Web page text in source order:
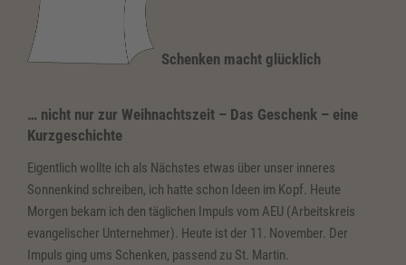
Schenken macht glücklich
… nicht nur zur Weihnachtszeit – Das Geschenk – eine
Kurzgeschichte
Eigentlich wollte ich als Nächstes etwas über unser inneres
Sonnenkind schreiben, ich hatte schon Ideen im Kopf. Heute
Morgen bekam ich den täglichen Impuls vom AEU (Arbeitskreis
evangelischer Unternehmer). Heute ist der 11. November. Der
Impuls ging ums Schenken, passend zu St. Martin.